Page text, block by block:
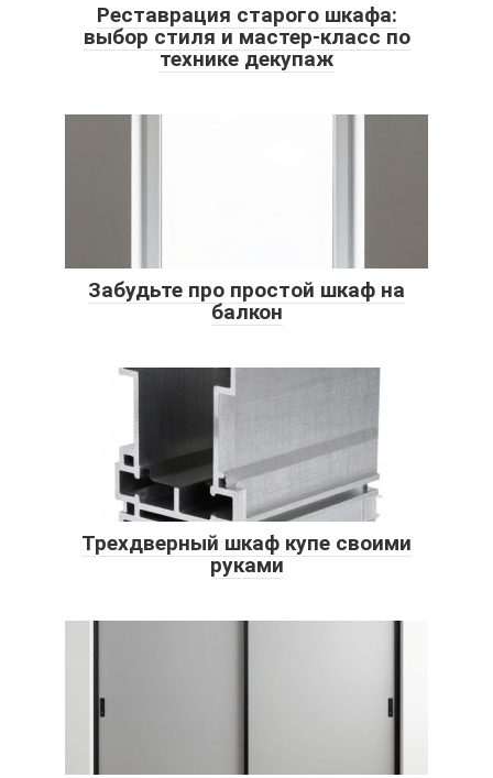
Реставрация старого шкафа:
выбор стиля и мастер-класс по
технике декупаж
Забудьте про простой шкаф на
балкон
Трехдверный шкаф купе своими
руками